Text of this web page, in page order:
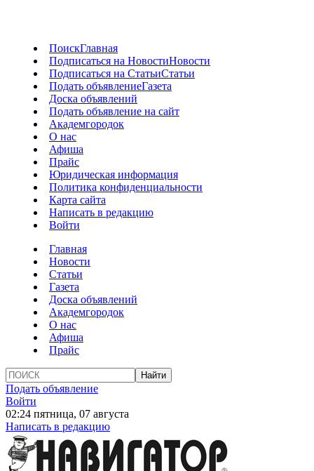
ПоискГлавная
Подписаться на НовостиНовости
Подписаться на СтатьиСтатьи
Подать объявлениеГазета
Доска объявлений
Подать объявление на сайт
Академгородок
О нас
Афиша
Прайс
Юридическая информация
Политика конфиденциальности
Карта сайта
Написать в редакцию
Войти
Главная
Новости
Статьи
Газета
Доска объявлений
Академгородок
О нас
Афиша
Прайс
Подать объявление
Войти
02:24 пятница, 07 августа
Написать в редакцию